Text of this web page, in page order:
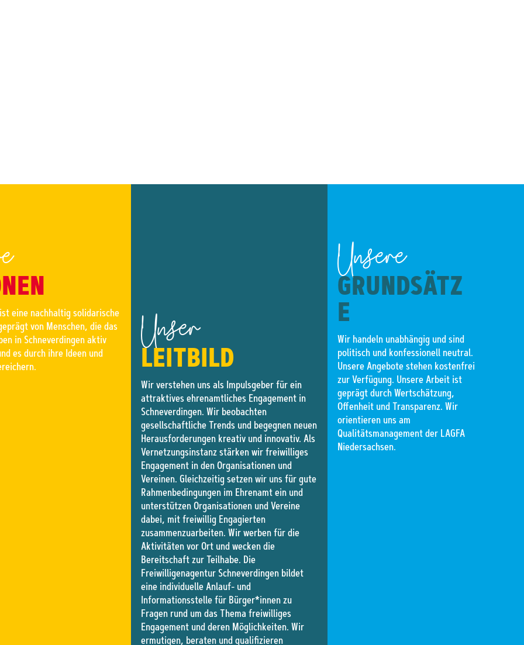
eine nachhaltig solidarische
von Menschen, die das
in Schneverdingen aktiv
es durch ihre Ideen und
Unser
LEITBILD
Wir verstehen uns als Impulsgeber für ein
attraktives ehrenamtliches Engagement in
Schneverdingen. Wir beobachten
gesellschaftliche Trends und begegnen neuen
Herausforderungen kreativ und innovativ. Als
Vernetzungsinstanz stärken wir freiwilliges
Engagement in den Organisationen und
Vereinen. Gleichzeitig setzen wir uns für gute
Rahmenbedingungen im Ehrenamt ein und
unterstützen Organisationen und Vereine
dabei, mit freiwillig Engagierten
zusammenzuarbeiten. Wir werben für die
Aktivitäten vor Ort und wecken die
Bereitschaft zur Teilhabe. Die
Freiwilligenagentur Schneverdingen bildet
eine individuelle Anlauf- und
Informationsstelle für Bürger*innen zu
Fragen rund um das Thema freiwilliges
Engagement und deren Möglichkeiten. Wir
ermutigen, beraten und qualifizieren
Unsere
GRUNDSÄTZ
E
Wir handeln unabhängig und sind
politisch und konfessionell neutral.
Unsere Angebote stehen kostenfrei
zur Verfügung. Unsere Arbeit ist
geprägt durch Wertschätzung,
Offenheit und Transparenz. Wir
orientieren uns am
Qualitätsmanagement der LAGFA
Niedersachsen.